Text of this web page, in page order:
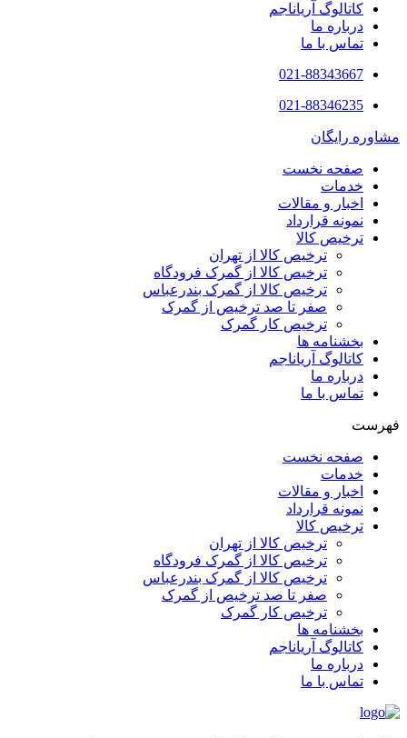
کاتالوگ آریاناجم
درباره ما
تماس با ما
021-88343667
021-88346235
مشاوره رایگان
صفحه نخست
خدمات
اخبار و مقالات
نمونه قرارداد
ترخیص کالا
ترخیص کالا از تهران
ترخیص کالا از گمرک فرودگاه
ترخیص کالا از گمرک بندرعباس
صفر تا صد ترخیص از گمرک
ترخیص کار گمرک
بخشنامه ها
کاتالوگ آریاناجم
درباره ما
تماس با ما
فهرست
صفحه نخست
خدمات
اخبار و مقالات
نمونه قرارداد
ترخیص کالا
ترخیص کالا از تهران
ترخیص کالا از گمرک فرودگاه
ترخیص کالا از گمرک بندرعباس
صفر تا صد ترخیص از گمرک
ترخیص کار گمرک
بخشنامه ها
کاتالوگ آریاناجم
درباره ما
تماس با ما